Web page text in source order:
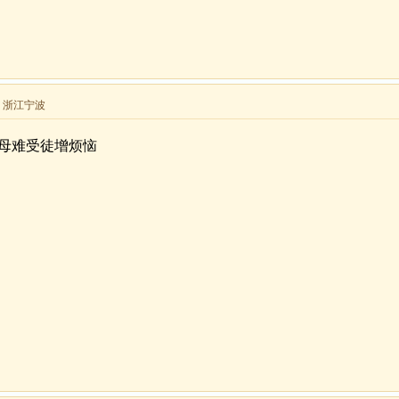
江宁波
难受徒增烦恼